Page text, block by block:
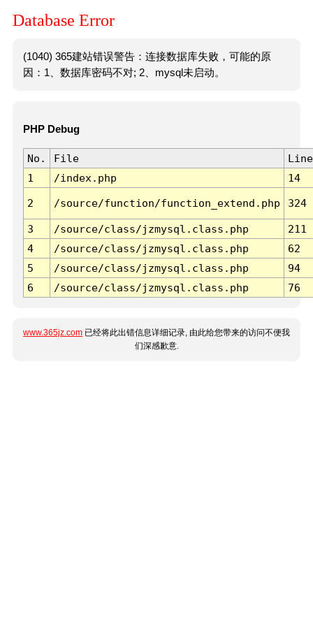
Database Error
(1040) 365建站错误警告：连接数据库失败，可能的原
因：1、数据库密码不对; 2、mysql未启动。
PHP Debug
No. File
Line
1
/index.php 14
2 /source/function/function_extend.php 324
3 /source/class/jzmysql.class.php
211
4
/source/class/jzmysql.class.php
62
5
/source/class/jzmysql.class.php
94
6
/source/class/jzmysql.class.php 76
www.365jz.com 已经将此出错信息详细记录, 由此给您带来的访问不便我
们深感歉意.